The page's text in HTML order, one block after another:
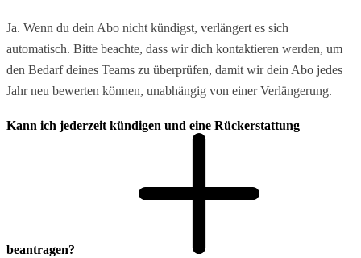
Ja. Wenn du dein Abo nicht kündigst, verlängert es sich
automatisch. Bitte beachte, dass wir dich kontaktieren werden, um
den Bedarf deines Teams zu überprüfen, damit wir dein Abo jedes
Jahr neu bewerten können, unabhängig von einer Verlängerung.
Kann ich jederzeit kündigen und eine Rückerstattung
beantragen?